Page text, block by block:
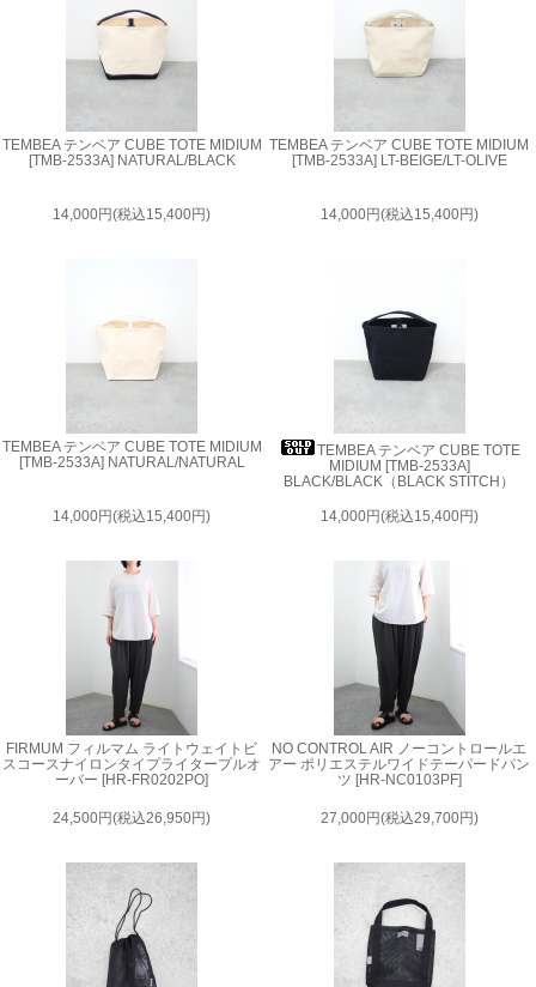
TEMBEA テンベア CUBE TOTE MIDIUM
[TMB-2533A] NATURAL/BLACK
14,000円(税込15,400円)
TEMBEA テンベア CUBE TOTE MIDIUM
[TMB-2533A] LT-BEIGE/LT-OLIVE
14,000円(税込15,400円)
TEMBEA テンベア CUBE TOTE MIDIUM
[TMB-2533A] NATURAL/NATURAL
14,000円(税込15,400円)
TEMBEA テンベア CUBE TOTE
MIDIUM [TMB-2533A]
BLACK/BLACK（BLACK STITCH）
14,000円(税込15,400円)
FIRMUM フィルマム ライトウェイトビ
スコースナイロンタイプライタープルオ
ーバー [HR-FR0202PO]
24,500円(税込26,950円)
NO CONTROL AIR ノーコントロールエ
アー ポリエステルワイドテーパードパン
ツ [HR-NC0103PF]
27,000円(税込29,700円)